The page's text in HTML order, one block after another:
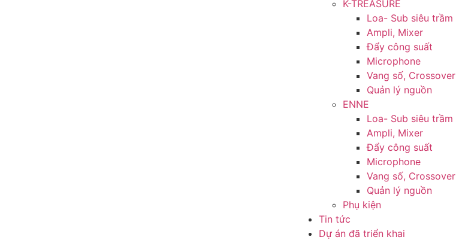
K-TREASURE
Loa- Sub siêu trầm
Ampli, Mixer
Đẩy công suất
Microphone
Vang số, Crossover
Quản lý nguồn
ENNE
Loa- Sub siêu trầm
Ampli, Mixer
Đẩy công suất
Microphone
Vang số, Crossover
Quản lý nguồn
Phụ kiện
Tin tức
Dự án đã triển khai